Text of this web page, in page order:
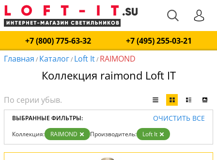
+7 (800) 775-63-32
+7 (495) 255-03-21
Главная / Каталог/ Loft It/ RAIMOND
Коллекция raimond Loft IT
ВЫБРАННЫЕ ФИЛЬТРЫ: ОЧИСТИТЬ ВСЕ
Коллекция: RAIMOND Производитель: Loft It